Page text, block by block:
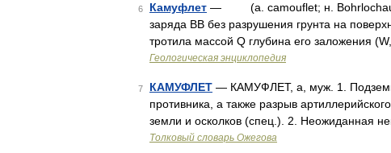
6 Камуфлет — (a. camouflet; н.
заряда ВВ без разрушения грунта на
тротила массой Q глубина его заложения
Геологическая энциклопедия
7 КАМУФЛЕТ — КАМУФЛЕТ, а, муж. 1.
противника, а также разрыв
земли и осколков (спец.). 2. Неожиданная
Толковый словарь Ожегова